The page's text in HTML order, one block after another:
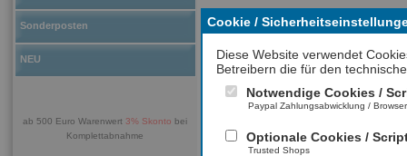
Cookie /
Diese Website verwendet
Betreibern die für den
Notwendige Cookies /
Paypal Zahlungsabwicklung /
Optionale Cookies /
Trusted Shops
Sonderposten
NEU
ab 500 Euro Warenwert 3% Skonto bei
Komplettabnahme